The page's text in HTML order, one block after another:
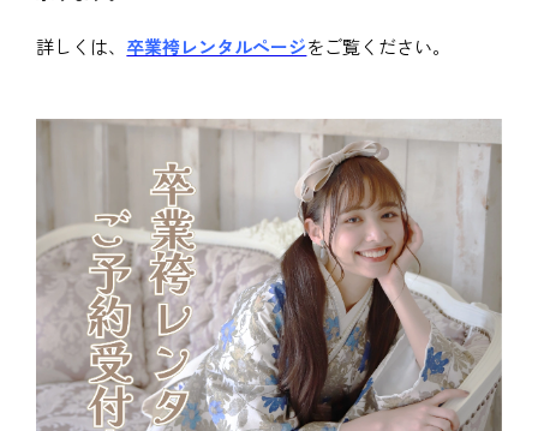
詳しくは、 卒業袴レンタルページをご覧ください。